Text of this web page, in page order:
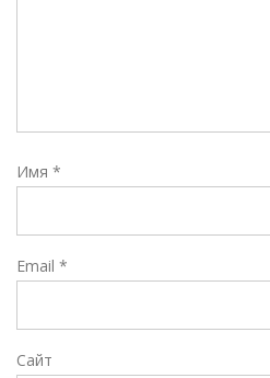
Имя *
Email *
Сайт